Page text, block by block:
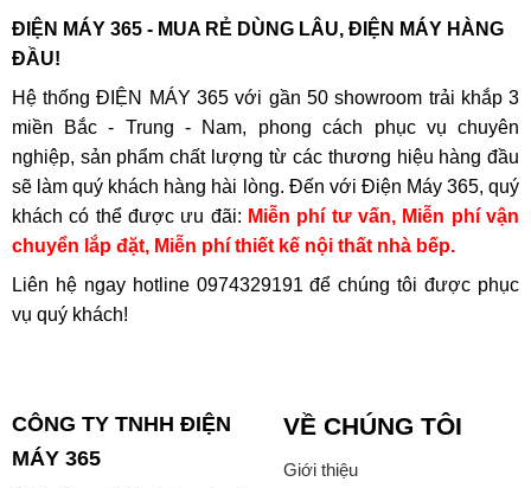
ĐIỆN MÁY 365 - MUA RẺ DÙNG LÂU, ĐIỆN MÁY HÀNG
ĐẦU!
Hệ thống ĐIỆN MÁY 365 với gần 50 showroom trải khắp 3
miền Bắc - Trung - Nam, phong cách phục vụ chuyên
nghiệp, sản phẩm chất lượng từ các thương hiệu hàng đầu
sẽ làm quý khách hàng hài lòng. Đến với Điện Máy 365, quý
khách có thể được ưu đãi: Miễn phí tư vấn, Miễn phí vận
chuyển lắp đặt, Miễn phí thiết kế nội thất nhà bếp.
Liên hệ ngay hotline 0974329191 để chúng tôi được phục
vụ quý khách!
CÔNG TY TNHH ĐIỆN
MÁY 365
VỀ CHÚNG TÔI
Giới thiệu